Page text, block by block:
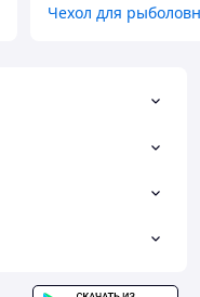
Чехол для